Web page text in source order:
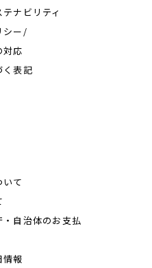
ナビリティ
シー/
対応
く表記
て
自治体のお支払
情報